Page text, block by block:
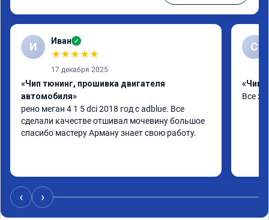
И Иван ✓
★★★★★
17 декабря 2025
«Чип тюнинг, прошивка двигателя
автомобиля»
рено меган 4 1 5 dci 2018 год с adblue. Все
сделали качестве отшивал мочевину большое
спасибо мастеру Арману знает свою работу.
С
«Чип
Все
‹ ›